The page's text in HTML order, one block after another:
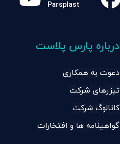
Parsplast
درباره پارس پلاست
دعوت به همکاری
تیزرهای شرکت
کاتالوگ شرکت
گواهینامه ها و افتخارات